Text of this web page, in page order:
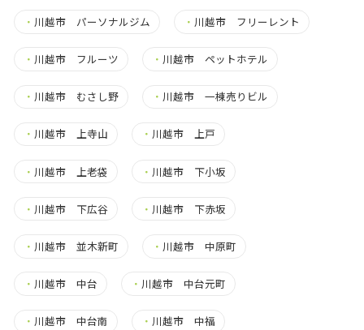
・ 川越市 パーソナルジム ・ 川越市 フリーレント
・ 川越市 フルーツ ・ 川越市 ペットホテル
・ 川越市 むさし野 ・ 川越市 一棟売りビル
・ 川越市 上寺山 ・ 川越市 上戸
・ 川越市 上老袋 ・ 川越市 下小坂
・ 川越市 下広谷 ・ 川越市 下赤坂
・ 川越市 並木新町 ・ 川越市 中原町
・ 川越市 中台 ・ 川越市 中台元町
・ 川越市 中台南 ・ 川越市 中福